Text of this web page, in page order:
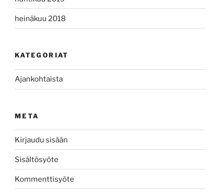
heinäkuu 2018
KATEGORIAT
Ajankohtaista
META
Kirjaudu sisään
Sisältösyöte
Kommenttisyöte